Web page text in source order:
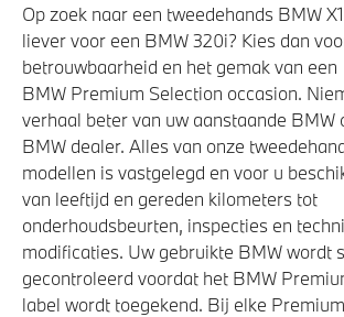
Op zoek naar een tweedehands BMW
liever voor een BMW 320i? Kies dan
betrouwbaarheid en het gemak van een
BMW Premium Selection occasion.
verhaal beter van uw aanstaande BMW
BMW dealer. Alles van onze
modellen is vastgelegd en voor u
van leeftijd en gereden kilometers tot
onderhoudsbeurten, inspecties en
modificaties. Uw gebruikte BMW wordt
gecontroleerd voordat het BMW
label wordt toegekend. Bij elke